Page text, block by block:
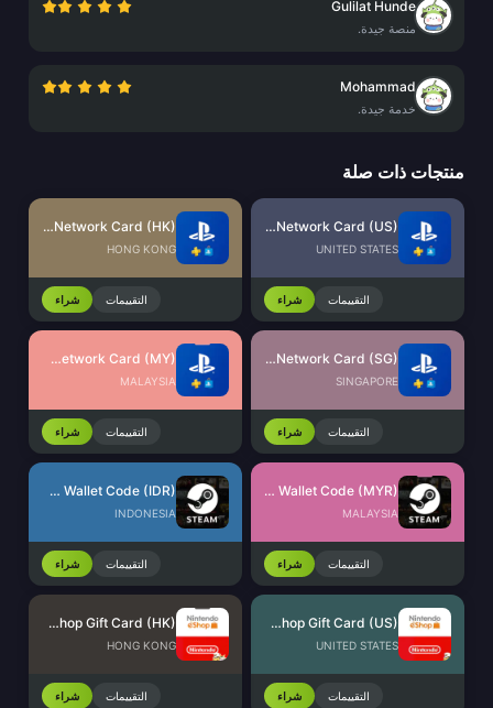
Gulilat Hunde
منصة جيدة.
Mohammad
خدمة جيدة.
منتجات ذات صلة
PlayStation Network Card (US)
UNITED STATES
التقييمات شراء
PlayStation Network Card (HK)
HONG KONG
التقييمات شراء
PlayStation Network Card (SG)
SINGAPORE
التقييمات شراء
PlayStation Network Card (MY)
MALAYSIA
التقييمات شراء
Steam Wallet Code (MYR)
MALAYSIA
التقييمات شراء
Steam Wallet Code (IDR)
INDONESIA
التقييمات شراء
Nintendo eShop Gift Card (US)
UNITED STATES
التقييمات شراء
Nintendo eShop Gift Card (HK)
HONG KONG
التقييمات شراء